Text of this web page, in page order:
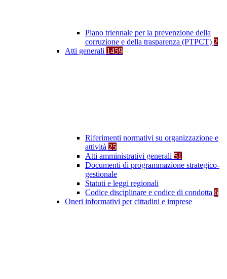
Piano triennale per la prevenzione della
corruzione e della trasparenza (PTPCT) 2
Atti generali 1459
Riferimenti normativi su organizzazione e
attività 25
Atti amministrativi generali 51
Documenti di programmazione strategico-
gestionale
Statuti e leggi regionali
Codice disciplinare e codice di condotta 6
Oneri informativi per cittadini e imprese